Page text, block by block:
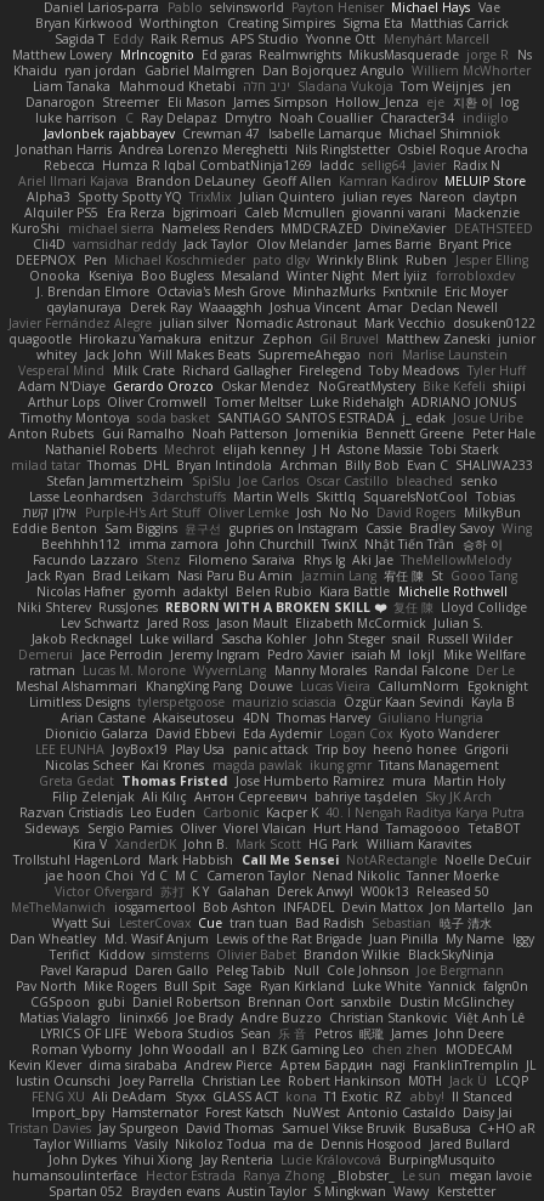
Daniel Larios-parra
Pablo selvinsworld Payton Heniser Michael Hays Vae
Bryan Kirkwood Worthington Creating Simpires Sigma Eta Matthias Carrick
Sagida T Eddy Raik Remus APS Studio Yvonne Ott Menyhárt Marcell
Matthew Lowery MrIncognito Ed garas Realmwrights MikusMasquerade jorge R
Ns
Khaidu ryan jordan Gabriel Malmgren Dan Bojorquez Angulo Williem McWhorter
Liam Tanaka
Mahmoud Khetabi יניב חלה Sladana Vukoja Tom Weijnjes jen
Danarogon Streemer Eli Mason James Simpson Hollow_Jenza eje 지환 이 log
luke harrison
C Ray Delapaz Dmytro Noah Couallier Character34 indiiglo
Javlonbek rajabbayev Crewman 47 Isabelle Lamarque Michael Shimniok
Jonathan Harris Andrea Lorenzo Mereghetti Nils Ringlstetter Osbiel Roque Arocha
Rebecca Humza R Iqbal CombatNinja1269 laddc sellig64 Javier Radix N
Ariel Ilmari Kajava Brandon DeLauney Geoff Allen Kamran Kadirov MELUIP Store
Alpha3 Spotty Spotty YQ TrixMix Julian Quintero julian reyes Nareon claytpn
Alquiler PS5
Era Rerza bjgrimoari Caleb Mcmullen giovanni varani
Mackenzie
KuroShi
michael sierra Nameless Renders MMDCRAZED DivineXavier DEATHSTEED
Cli4D vamsidhar reddy Jack Taylor Olov Melander James Barrie Bryant Price
DEEPNOX Pen Michael Koschmieder pato dlgv Wrinkly Blink Ruben
Jesper Elling
Onooka
Kseniya Boo Bugless Mesaland Winter Night Mert İyiiz forrobloxdev
J. Brendan Elmore Octavia's Mesh Grove MinhazMurks Fxntxnile Eric Moyer
qaylanuraya
Derek Ray Waaagghh Joshua Vincent Amar Declan Newell
Javier Fernández Alegre julian silver Nomadic Astronaut Mark Vecchio dosuken0122
quagootle Hirokazu Yamakura enitzur Zephon Gil Bruvel Matthew Zaneski junior
whitey Jack John Will Makes Beats SupremeAhegao nori
Marlise Launstein
Vesperal Mind
Milk Crate Richard Gallagher Firelegend Toby Meadows Tyler Huff
Adam N'Diaye Gerardo Orozco Oskar Mendez NoGreatMystery Bike Kefeli shiipi
Arthur Lops Oliver Cromwell Tomer Meltser Luke Ridehalgh ADRIANO JONUS
Timothy Montoya soda basket SANTIAGO SANTOS ESTRADA j_ edak Josue Uribe
Anton Rubets Gui Ramalho Noah Patterson Jomenikia Bennett Greene Peter Hale
Nathaniel Roberts Mechrot elijah kenney J H Astone Massie Tobi Staerk
milad tatar Thomas DHL Bryan Intindola Archman Billy Bob Evan C SHALIWA233
Stefan Jammertzheim
SpiSlu Joe Carlos Oscar Castillo bleached senko
Lasse Leonhardsen 3darchstuffs Martin Wells Skittlq SquareIsNotCool Tobias
אילון קשת
Purple-H's Art Stuff Oliver Lemke Josh No No David Rogers MilkyBun
Eddie Benton Sam Biggins 윤구선 gupries on Instagram Cassie Bradley Savoy Wing
Beehhhh112 imma zamora John Churchill TwinX Nhật Tiến Trần
승하 이
Facundo Lazzaro Stenz Filomeno Saraiva Rhys lg Aki Jae TheMellowMelody
Jack Ryan Brad Leikam Nasi Paru Bu Amin Jazmin Lang 宥任 陳 St Gooo Tang
Nicolas Hafner gyomh adaktyl Belen Rubio Kiara Battle Michelle Rothwell
Niki Shterev RussJones REBORN WITH A BROKEN SKILL ❤️ 复任 陳 Lloyd Collidge
Lev Schwartz Jared Ross Jason Mault Elizabeth McCormick Julian S.
Jakob Recknagel Luke willard Sascha Kohler John Steger snail Russell Wilder
Demerui
Jace Perrodin Jeremy Ingram Pedro Xavier isaiah M lokjl
Mike Wellfare
ratman Lucas M. Morone WyvernLang Manny Morales Randal Falcone Der Le
Meshal Alshammari
KhangXing Pang Douwe Lucas Vieira CallumNorm
Egoknight
Limitless Designs tylerspetgoose maurizio sciascia Özgür Kaan Sevindi Kayla B
Arian Castane Akaiseutoseu 4DN Thomas Harvey Giuliano Hungria
Dionicio Galarza David Ebbevi Eda Aydemir Logan Cox Kyoto Wanderer
LEE EUNHA JoyBox19 Play Usa panic attack Trip boy heeno honee Grigorii
Nicolas Scheer Kai Krones magda pawlak ikung gmr Titans Management
Greta Gedat Thomas Fristed Jose Humberto Ramirez mura Martin Holy
Filip Zelenjak Ali Kılıç Антон Сергеевич bahriye taşdelen Sky JK Arch
Razvan Cristiadis Leo Euden Carbonic Kacper K 40. I Nengah Raditya Karya Putra
Sideways Sergio Pamies Oliver Viorel Vlaican Hurt Hand Tamagoooo TetaBOT
Kira V XanderDK John B. Mark Scott HG Park William Karavites
Trollstuhl HagenLord Mark Habbish Call Me Sensei NotARectangle Noelle DeCuir
jae hoon Choi Yd C M C Cameron Taylor Nenad Nikolic Tanner Moerke
Victor Ofvergard 苏打 K Y Galahan Derek Anwyl W00k13 Released 50
MeTheManwich
iosgamertool Bob Ashton INFADEL Devin Mattox Jon Martello
Jan
Wyatt Sui
LesterCovax Cue tran tuan Bad Radish Sebastian 暁子 清水
Dan Wheatley Md. Wasif Anjum Lewis of the Rat Brigade Juan Pinilla My Name Iggy
Terifict Kiddow simsterns Olivier Babet Brandon Wilkie BlackSkyNinja
Pavel Karapud Daren Gallo Peleg Tabib Null Cole Johnson Joe Bergmann
Pav North Mike Rogers Bull Spit Sage Ryan Kirkland Luke White Yannick falgn0n
CGSpoon gubi Daniel Robertson Brennan Oort sanxbile Dustin McGlinchey
Matias Vialagro
lininx66 Joe Brady Andre Buzzo Christian Stankovic Việt Anh Lê
LYRICS OF LIFE Webora Studios Sean 乐 音 Petros 眠瓏 James John Deere
Roman Vyborny John Woodall an l BZK Gaming Leo chen zhen
MODECAM
Kevin Klever dima sirababa Andrew Pierce Артем Бардин nagi FranklinTremplin JL
Iustin Ocunschi
Joey Parrella Christian Lee Robert Hankinson M0TH Jack Ü
LCQP
FENG XU Ali DeAdam Styxx GLASS ACT kona T1 Exotic RZ abby! ll Stanced
Import_bpy Hamsternator Forest Katsch NuWest Antonio Castaldo Daisy Jai
Tristan Davies Jay Spurgeon David Thomas Samuel Vikse Bruvik BusaBusa C+HO aR
Taylor Williams Vasily Nikoloz Todua ma de Dennis Hosgood
Jared Bullard
John Dykes Yihui Xiong Jay Renteria Lucie Královcová BurpingMusquito
humansoulinterface Hector Estrada Ranya Zhong _Blobster_ Le sun
megan lavoie
Spartan 052 Brayden evans Austin Taylor S Mingkwan Wawy Kerstetter